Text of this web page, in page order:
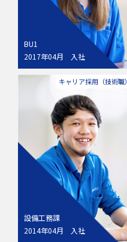
BU1
2017年04月 入社
キャリア採用（技術職）
設備工務課
2014年04月 入社